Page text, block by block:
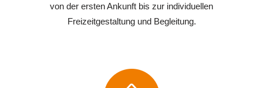
von der ersten Ankunft bis zur individuellen
Freizeitgestaltung und Begleitung.